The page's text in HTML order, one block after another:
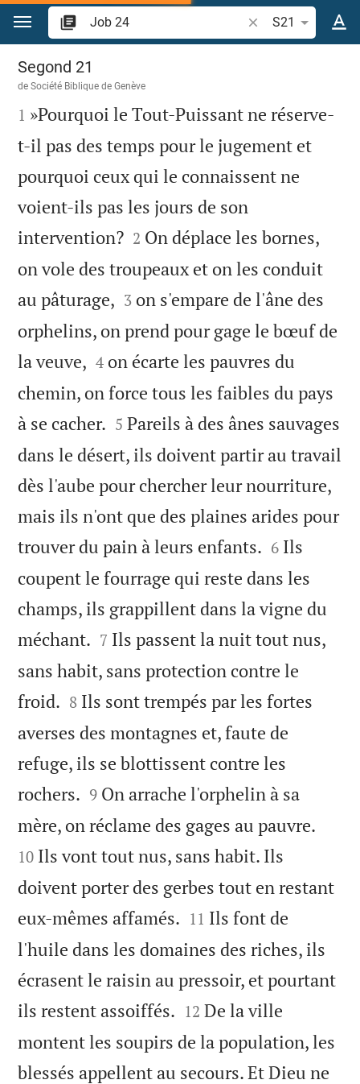
Aller vers contenu
Recherche d'un
S21
Job 24
Segond 21
deSociété Biblique de Genève

1 »Pourquoi le Tout-Puissant ne réserve-
t-il pas des temps pour le jugement et
pourquoi ceux qui le connaissent ne
voient-ils pas les jours de son
intervention?
2 On déplace les bornes,
on vole des troupeaux et on les conduit
au pâturage, 

3 on s'empare de l'âne des
orphelins, on prend pour gage le bœuf de
la veuve, 

4 on écarte les pauvres du
chemin, on force tous les faibles du pays
à se cacher. 

5 Pareils à des ânes sauvages
dans le désert, ils doivent partir au travail
dès l'aube pour chercher leur nourriture,
mais ils n'ont que des plaines arides pour
trouver du pain à leurs enfants. 

6 Ils
coupent le fourrage qui reste dans les
champs, ils grappillent dans la vigne du
méchant. 

7 Ils passent la nuit tout nus,
sans habit, sans protection contre le
froid. 

8 Ils sont trempés par les fortes
averses des montagnes et, faute de
refuge, ils se blottissent contre les
rochers. 

9 On arrache l'orphelin à sa
mère, on réclame des gages au pauvre.
10 Ils vont tout nus, sans habit. Ils
doivent porter des gerbes tout en restant
eux-mêmes affamés. 

11 Ils font de
l'huile dans les domaines des riches, ils
écrasent le raisin au pressoir, et pourtant
ils restent assoiffés. 

12 De la ville
montent les soupirs de la population, les
blessés appellent au secours. Et Dieu ne